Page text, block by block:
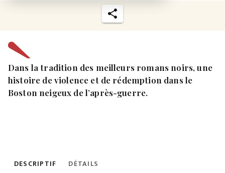
Dans la tradition des meilleurs romans noirs, une
histoire de violence et de rédemption dans le
Boston neigeux de l’après-guerre.
DESCRIPTIF DÉTAILS